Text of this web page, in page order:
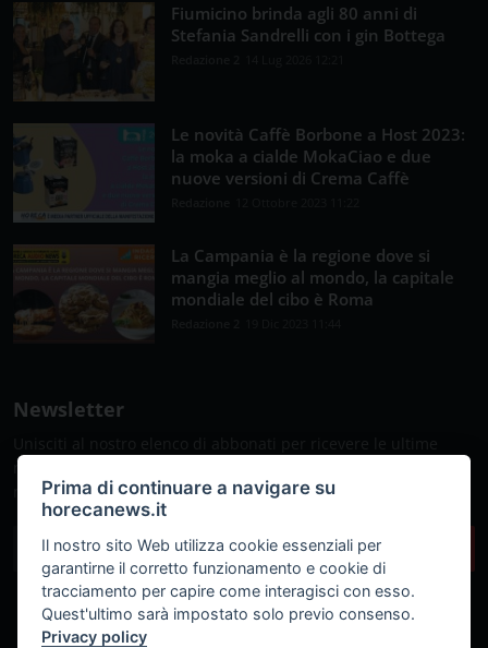
Fiumicino brinda agli 80 anni di
Stefania Sandrelli con i gin Bottega
Le novità Caffè Borbone a Host 2023:
la moka a cialde MokaCiao e due
nuove versioni di Crema Caffè
La Campania è la regione dove si
mangia meglio al mondo, la capitale
mondiale del cibo è Roma
Newsletter
notizie, gli aggiornamenti e le offerte speciali direttamente
nella tua casella di posta
Prima di continuare a navigare su
horecanews.it
Il nostro sito Web utilizza cookie essenziali per
garantirne il corretto funzionamento e cookie di
tracciamento per capire come interagisci con esso.
Quest'ultimo sarà impostato solo previo consenso.
Privacy policy